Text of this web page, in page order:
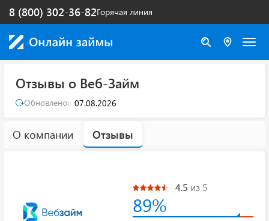
Горячая линия
8 (800) 302-36-82
Отзывы о Веб-Займ
Обновлено: 07.08.2026
О компании Отзывы
4.5 из 5
89%